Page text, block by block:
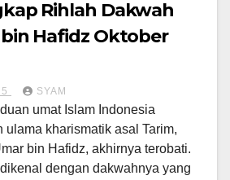
Rihlah Dakwah
Hafidz Oktober
SYAM
umat Islam Indonesia
ulama kharismatik asal Tarim,
bin Hafidz, akhirnya terobati.
dengan dakwahnya yang